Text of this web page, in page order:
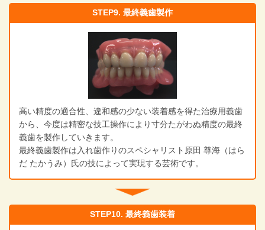
STEP9. 最終義歯製作
高い精度の適合性、違和感の少ない装着感を得た治療用義歯
から、今度は精密な技工操作により寸分たがわぬ精度の最終
義歯を製作していきます。
最終義歯製作は入れ歯作りのスペシャリスト原田 尊海（はら
だ たかうみ）氏の技によって実現する芸術です。
STEP10. 最終義歯装着